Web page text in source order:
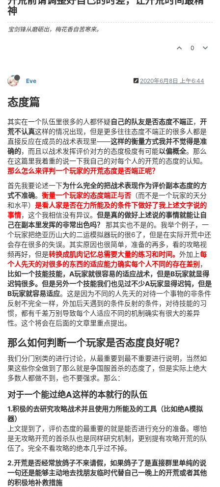
神
宝剑锋从磨砺出，梅花香自苦寒来。
0
Eve 2020年6月8日 上午6:44
态度篇
其实在一个队伍里很多的人都怀疑自己的队友是否态度不端正， 开
荒不认真这样的情况出现，但是更多往往态度不端正的很多人都是
直接反应在成员的战术表现里——这样的衡量方式我并不觉得是准
确的，而且以战术发挥评价对方的态度极度有可能以偏概全。那么
在这篇里我着重的说一下我自己的对每个人的开荒的态度的认知。
那么怎么来评判一个玩家的开荒态度是否端正呢？
首先我要论述一下为什么完全的把战术表现作为评价副本态度的方
式不准确。 衡量一个玩家的态度端正与否 （而不是一个玩家的天分
和水平） 是看人家是否在力所能及的条件下做好了我上述文字说的
事情，这个我相信没有异议。 但是真的做好上述说的事情就能让自
己在副本里发挥的非常出色吗？
那其实也不是的。我举个例子，一
个玩家把绝亚历山大的二运模拟器玩的很6了，但是在实际开荒中还
会存在很多的失误。其实原因也很简单，准备的再多，看的攻略视
频再好，但是转换成肌肉记忆总需要大量的练习和时间。 外加上每
个人先天的对很多的东西的适应能力确实每个人不同的存在差别 ，
比如一个技能技能，A玩家就很容易的适应战术，但是B玩家就显得
迟钝很多。但是另外一个技能我们也见过不少A玩家显得迟钝，但是
B玩家就容易适应。这是因为不同的人先天的对待一个事物的非条件
反射不完全一样，外加后天遇到的条件反射的条件，对待技能的习
惯，都有千差万别导致每个人适应不同的机制确实有很大的差异
性。这个将会在后面的文章里重点提出。
那么如何判断一个玩家是否态度良好呢？
我们分门别类的进行讨论，从最重要到最不重要进行说明，当然如
果这些你全做到了那么就是争国服首杀的态度了，但是实际上绝大
多数人都做不到，也不要强求。那么：
对于一个能过绝A这样的本就行的队伍
1.积极的去研究攻略战术并且使用力所能及的工具（比如绝A模拟
器）
上文提到了，评价态度的最重要的就是能否进行充分的准备。哪怕
是无攻略开荒的首杀队也是同样研究机制，更别提有攻略开荒的队
伍了。完全不看攻略的绝本几乎过不掉。
2.开荒是否经常放鸽子不来请假，如果鸽子了是直接群里单纯的说
一句还是能够主动地去找朋友临时代替自己一晚上的开荒或者其他
的积极地补救措施